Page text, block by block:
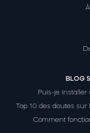
BLOG
Puis-je installer
Top 10 des doutes sur
Comment